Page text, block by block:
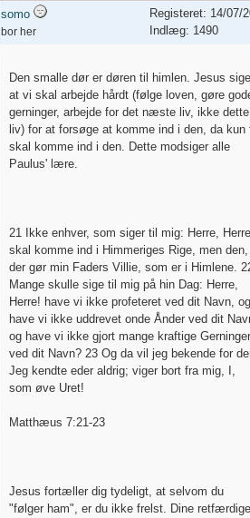
somo
bor her
Registeret: 14/07/
Indlæg: 1490
Den smalle dør er døren til himlen. Jesus
at vi skal arbejde hårdt (følge loven, gøre
gerninger, arbejde for det næste liv, ikke dette
liv) for at forsøge at komme ind i den, da kun
skal komme ind i den. Dette modsiger alle
Paulus' lære.
21 Ikke enhver, som siger til mig: Herre,
skal komme ind i Himmeriges Rige, men den,
der gør min Faders Villie, som er i Himlene.
Mange skulle sige til mig på hin Dag: Herre,
Herre! have vi ikke profeteret ved dit Navn, og
have vi ikke uddrevet onde Ånder ved dit
og have vi ikke gjort mange kraftige Gerninger
ved dit Navn? 23 Og da vil jeg bekende for
Jeg kendte eder aldrig; viger bort fra mig, I,
som øve Uret!
Matthæus 7:21-23
Jesus fortæller dig tydeligt, at selvom du
"følger ham", er du ikke frelst. Dine retfærdige